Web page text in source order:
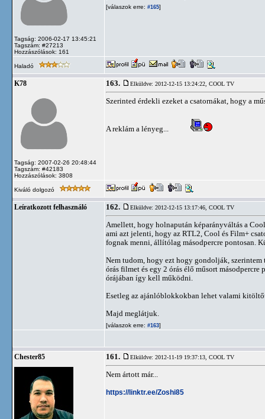
Tagság: 2006-02-17 13:45:21
Tagszám: #27213
Hozzászólások: 161
[válaszok erre: #165]
Haladó
K78
Tagság: 2007-02-26 20:48:44
Tagszám: #42183
Hozzászólások: 3808
163. Elküldve: 2012-12-15 13:24:22, COOL TV
Szerinted érdekli ezeket a csatornákat, hogy a
A reklám a lényeg...
Kiváló dolgozó
Leíratkozott felhasználó 162. Elküldve: 2012-12-15 13:17:46, COOL TV
Amellett, hogy holnapután képarányváltás a
ami azt jelenti, hogy az RTL2, Cool és Film+
fognak menni, állítólag másodpercre pontosan.
Nem tudom, hogy ezt hogy gondolják,
órás filmet és egy 2 órás élő műsort
órájában így kell működni.
Esetleg az ajánlóblokkokban lehet valami
Majd meglátjuk.
[válaszok erre: #163]
Chester85 161. Elküldve: 2012-11-19 19:37:13, COOL TV
Nem ártott már...
https://linktr.ee/Zoshi85